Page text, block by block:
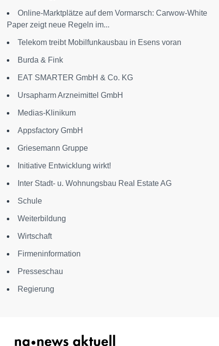
Online-Marktplätze auf dem Vormarsch: Carwow-White
Paper zeigt neue Regeln im...
Telekom treibt Mobilfunkausbau in Esens voran
Burda & Fink
EAT SMARTER GmbH & Co. KG
Ursapharm Arzneimittel GmbH
Medias-Klinikum
Appsfactory GmbH
Griesemann Gruppe
Initiative Entwicklung wirkt!
Inter Stadt- u. Wohnungsbau Real Estate AG
Schule
Weiterbildung
Wirtschaft
Firmeninformation
Presseschau
Regierung